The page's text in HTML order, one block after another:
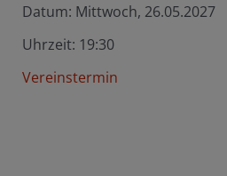
Datum: Mittwoch, 26.05.2027
Uhrzeit: 19:30
Vereinstermin